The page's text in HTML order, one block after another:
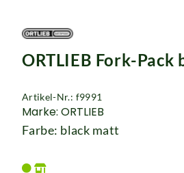
ORTLIEB Fork-Pack
Artikel-Nr.: f9991
Marke: ORTLIEB
Farbe: black matt